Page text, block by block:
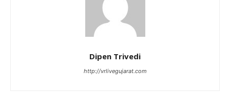
Dipen Trivedi
http://vrlivegujarat.com